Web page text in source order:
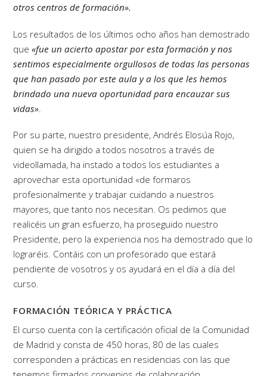
otros centros de formación».
Los resultados de los últimos ocho años han demostrado
que«fue un acierto apostar por esta formación y nos
sentimos especialmente orgullosos de todas las personas
que han pasado por este aula y a los que les hemos
brindado una nueva oportunidad para encauzar sus
vidas»
Por su parte, nuestro presidente, Andrés Elosúa Rojo,
quien se ha dirigido a todos nosotros a través de
videollamada, ha instado a todos los estudiantes a
aprovechar esta oportunidad «de formaros
profesionalmente y trabajar cuidando a nuestros
mayores, que tanto nos necesitan. Os pedimos que
realicéis un gran esfuerzo, ha proseguido nuestro
Presidente, pero la experiencia nos ha demostrado que lo
lograréis. Contáis con un profesorado que estará
pendiente de vosotros y os ayudará en el día a día del
curso.
FORMACIÓN TEÓRICA Y PRÁCTICA
El curso cuenta con la certificación oficial de la Comunidad
de Madrid y consta de 450 horas, 80 de las cuales
corresponden a prácticas en residencias con las que